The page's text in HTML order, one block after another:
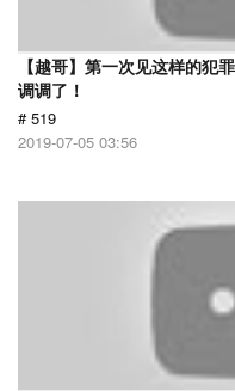
【越哥】第一次见这样的犯
调调了！
# 519
2019-07-05 03:56